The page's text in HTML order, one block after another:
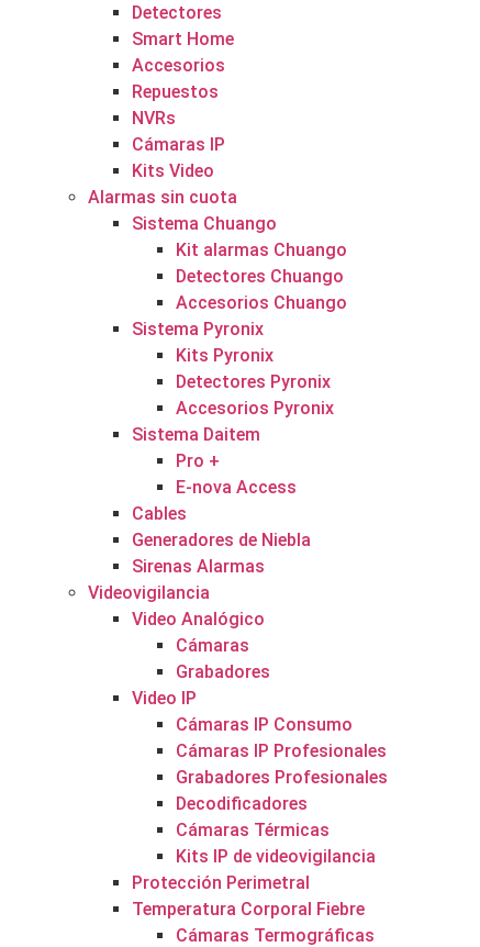
Detectores
Smart Home
Accesorios
Repuestos
NVRs
Cámaras IP
Kits Video
Alarmas sin cuota
Sistema Chuango
Kit alarmas Chuango
Detectores Chuango
Accesorios Chuango
Sistema Pyronix
Kits Pyronix
Detectores Pyronix
Accesorios Pyronix
Sistema Daitem
Pro +
E-nova Access
Cables
Generadores de Niebla
Sirenas Alarmas
Videovigilancia
Video Analógico
Cámaras
Grabadores
Video IP
Cámaras IP Consumo
Cámaras IP Profesionales
Grabadores Profesionales
Decodificadores
Cámaras Térmicas
Kits IP de videovigilancia
Protección Perimetral
Temperatura Corporal Fiebre
Cámaras Termográficas